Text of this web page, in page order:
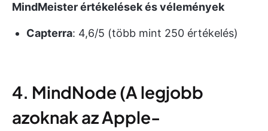
MindMeister értékelések és vélemények
Capterra: 4,6/5 (több mint 250 értékelés)
4. MindNode (A legjobb
azoknak az Apple-